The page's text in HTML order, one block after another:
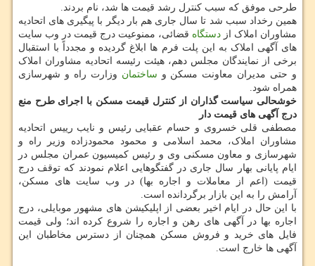
طرحی موفق که سبب کنترل رشد قیمت ها شد، نام بردند.
همین رخداد سبب شد تا سال جاری هم بار دیگر با پیگیری های اتحادیه
مشاوران املاک از دستگاه قضائی، ممنوعیت درج قیمت در وب سایت
های آگهی املاک به این پلت فرم ها ابلاغ گردیده و مجدداً با استقبال
برخی از نمایندگان مجلس دهم، هیئت رئیسه اتحادیه مشاوران املاک
و حتی مدیران معاونت مسکن و ساختمان وزارت راه و شهرسازی
همراه شود.
خوشحالی سیاست گذاران از کنترل قیمت مسکن با اجرای طرح منع
درج آگهی های قیمت دار
مصطفی قلی خسروی و حسام عقبایی رئیس و نایب رییس اتحادیه
مشاوران املاک، محمد اسلامی و محمود محمودزاده وزیر راه و
شهرسازی و معاون مسکنی وی و رئیس کمیسیون عمران مجلس در
ایام پایانی بهار سال جاری در گفتگوهایی اعلام نمودند که توقف درج
قیمت (اعم از معاملات و اجاره بها) در وب سایت های مسکن،
آرامش را به این بازار برگردانده است.
با این حال در ایام اخیر بعضی از اپلیکیشن های مشهور موبایلی، درج
اجاره بها در آگهی های رهن و اجاره را شروع کرده اند؛ ولی قیمت
فایل های خرید و فروش مسکن همچنان از دسترس مخاطبان این
آگهی ها خارج است.